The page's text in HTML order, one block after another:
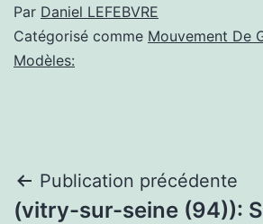
Par Daniel LEFEBVRE
Catégorisé comme Mouvement De
Modèles:
Navigation
Publication précédente
(vitry-sur-seine (94)):